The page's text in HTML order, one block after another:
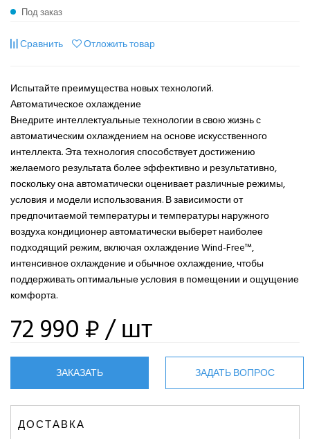
Под заказ
Сравнить Отложить товар
Испытайте преимущества новых технологий.
Автоматическое охлаждение
Внедрите интеллектуальные технологии в свою жизнь с
автоматическим охлаждением на основе искусственного
интеллекта. Эта технология способствует достижению
желаемого результата более эффективно и результативно,
поскольку она автоматически оценивает различные режимы,
условия и модели использования. В зависимости от
предпочитаемой температуры и температуры наружного
воздуха кондиционер автоматически выберет наиболее
подходящий режим, включая охлаждение Wind-Free™,
интенсивное охлаждение и обычное охлаждение, чтобы
поддерживать оптимальные условия в помещении и ощущение
комфорта.
72 990 ₽/ шт
ЗАКАЗАТЬ ЗАДАТЬ ВОПРОС
ДОСТАВКА